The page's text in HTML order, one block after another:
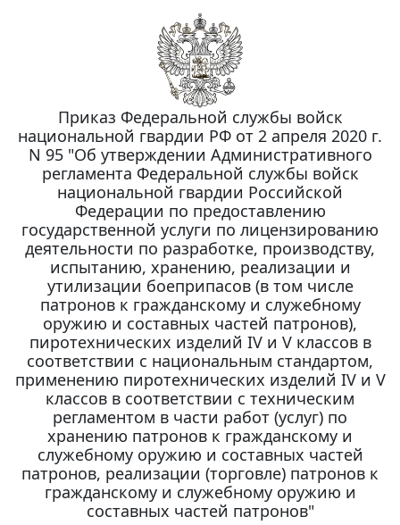
Приказ Федеральной службы войск
национальной гвардии РФ от 2 апреля 2020 г.
N 95 "Об утверждении Административного
регламента Федеральной службы войск
национальной гвардии Российской
Федерации по предоставлению
государственной услуги по лицензированию
деятельности по разработке, производству,
испытанию, хранению, реализации и
утилизации боеприпасов (в том числе
патронов к гражданскому и служебному
оружию и составных частей патронов),
пиротехнических изделий IV и V классов в
соответствии с национальным стандартом,
применению пиротехнических изделий IV и V
классов в соответствии с техническим
регламентом в части работ (услуг) по
хранению патронов к гражданскому и
служебному оружию и составных частей
патронов, реализации (торговле) патронов к
гражданскому и служебному оружию и
составных частей патронов"